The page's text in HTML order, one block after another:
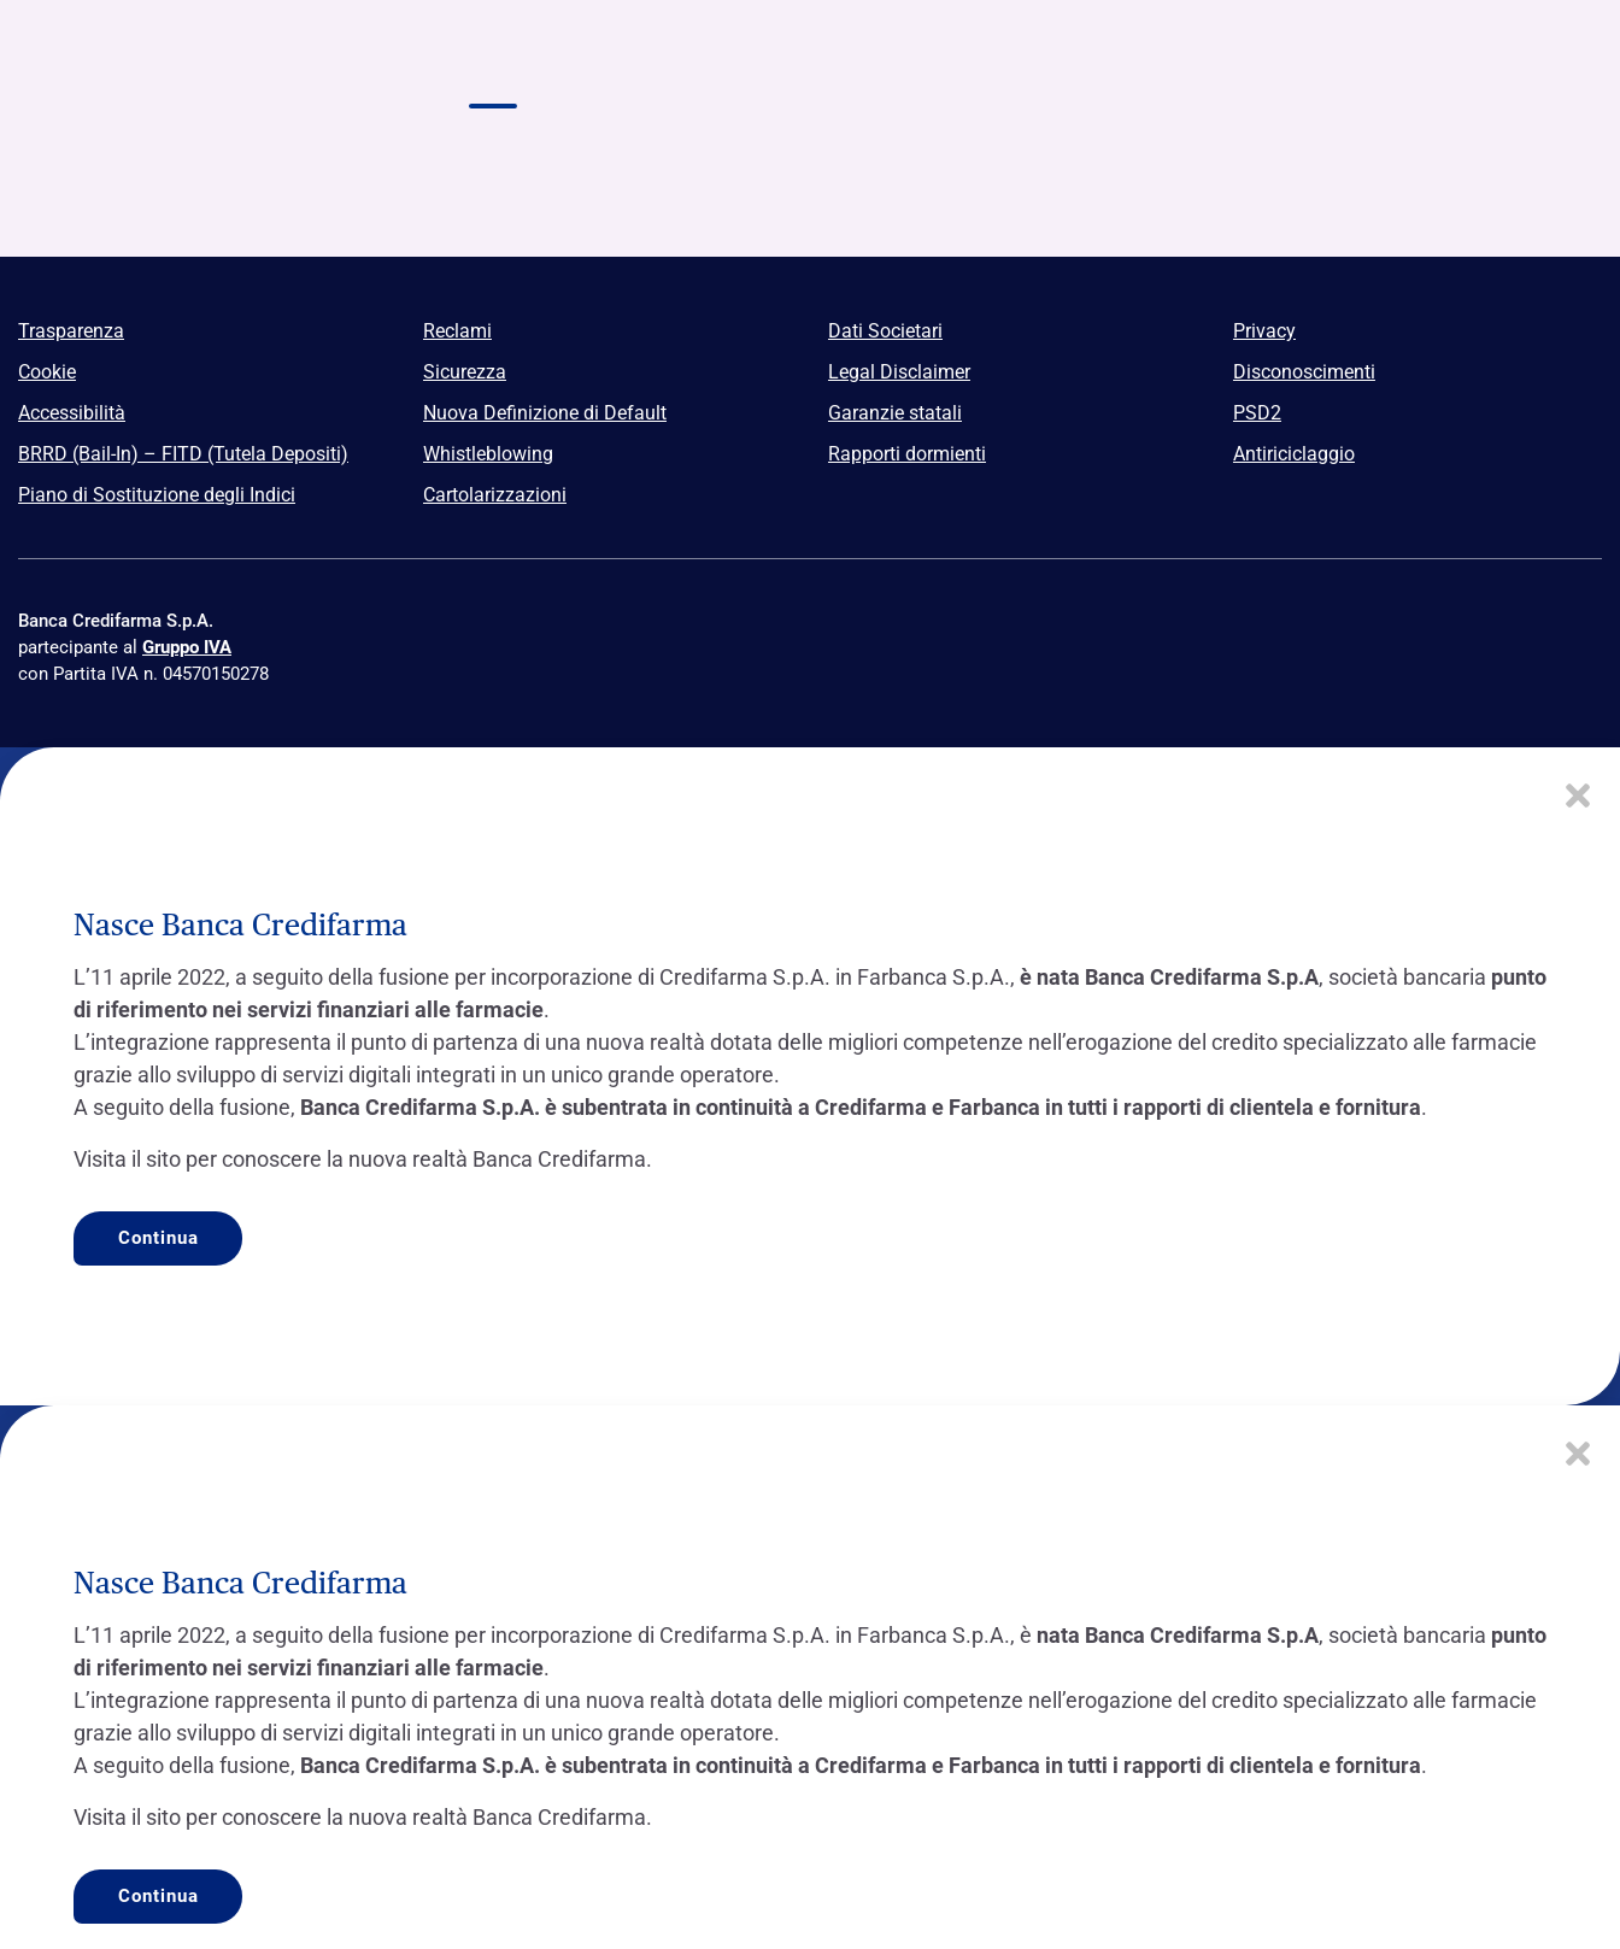
Trasparenza Reclami Dati Societari
Privacy
Cookie
Sicurezza Legal Disclaimer
Disconoscimenti
Accessibilità
Nuova Definizione di Default Garanzie statali
PSD2
BRRD (Bail-In) – FITD (Tutela Depositi)
Whistleblowing Rapporti dormienti
Antiriciclaggio
Piano di Sostituzione degli Indici
Cartolarizzazioni
Banca Credifarma S.p.A.
partecipante al Gruppo IVA
con Partita IVA n. 04570150278
Nasce Banca Credifarma
L’11 aprile 2022, a seguito della fusione per incorporazione di Credifarma S.p.A. in Farbanca S.p.A., è nata Banca Credifarma S.p.A, società bancaria punto
di riferimento nei servizi finanziari alle farmacie.
L’integrazione rappresenta il punto di partenza di una nuova realtà dotata delle migliori competenze nell’erogazione del credito specializzato alle farmacie
grazie allo sviluppo di servizi digitali integrati in un unico grande operatore.
A seguito della fusione, Banca Credifarma S.p.A. è subentrata in continuità a Credifarma e Farbanca in tutti i rapporti di clientela e fornitura.
Visita il sito per conoscere la nuova realtà Banca Credifarma.
Continua
Nasce Banca Credifarma
L’11 aprile 2022, a seguito della fusione per incorporazione di Credifarma S.p.A. in Farbanca S.p.A., è nata Banca Credifarma S.p.A, società bancaria punto
di riferimento nei servizi finanziari alle farmacie.
L’integrazione rappresenta il punto di partenza di una nuova realtà dotata delle migliori competenze nell’erogazione del credito specializzato alle farmacie
grazie allo sviluppo di servizi digitali integrati in un unico grande operatore.
A seguito della fusione, Banca Credifarma S.p.A. è subentrata in continuità a Credifarma e Farbanca in tutti i rapporti di clientela e fornitura.
Visita il sito per conoscere la nuova realtà Banca Credifarma.
Continua